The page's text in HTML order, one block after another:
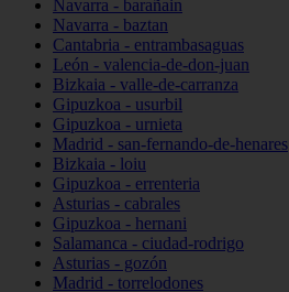
Navarra - barañain
Navarra - baztan
Cantabria - entrambasaguas
León - valencia-de-don-juan
Bizkaia - valle-de-carranza
Gipuzkoa - usurbil
Gipuzkoa - urnieta
Madrid - san-fernando-de-henares
Bizkaia - loiu
Gipuzkoa - errenteria
Asturias - cabrales
Gipuzkoa - hernani
Salamanca - ciudad-rodrigo
Asturias - gozón
Madrid - torrelodones